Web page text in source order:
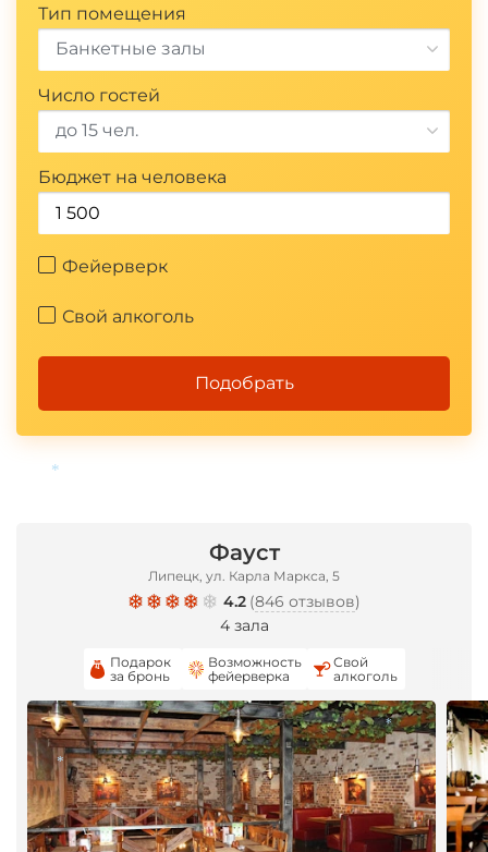
Тип помещения
Банкетные залы
Число гостей
до 15 чел.
Бюджет на человека
Фейерверк
Свой алкоголь
Подобрать
Фауст
Липецк, ул. Карла Маркса, 5
4.2 (846 отзывов)
4 зала
Подарок
за бронь
Возможность
фейерверка
Свой
алкоголь
*
*